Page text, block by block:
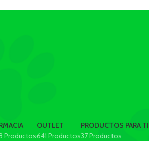
Productos
OUTLET
641 Productos
PRODUCTOS PARA TI
37 Productos